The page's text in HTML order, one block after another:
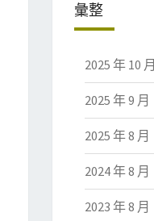
彙整
2025 年 10 月
2025 年 9 月
2025 年 8 月
2024 年 8 月
2023 年 8 月